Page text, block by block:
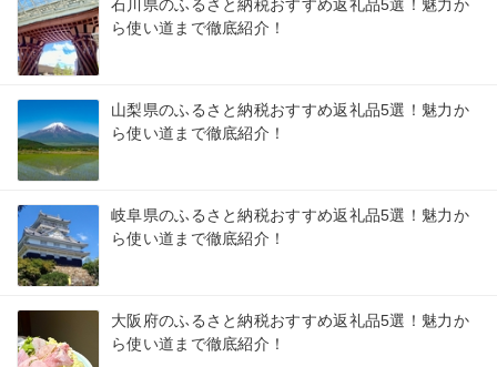
石川県のふるさと納税おすすめ返礼品5選！魅力か
ら使い道まで徹底紹介！
山梨県のふるさと納税おすすめ返礼品5選！魅力か
ら使い道まで徹底紹介！
岐阜県のふるさと納税おすすめ返礼品5選！魅力か
ら使い道まで徹底紹介！
大阪府のふるさと納税おすすめ返礼品5選！魅力か
ら使い道まで徹底紹介！